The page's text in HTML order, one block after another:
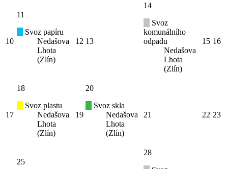
10
11
Svoz papíru
Nedašova
Lhota
(Zlín)
12 13
14
Svoz
komunálního
odpadu
Nedašova
Lhota
(Zlín)
15 16
17
18
Svoz plastu
Nedašova
Lhota
(Zlín)
19
20
Svoz skla
Nedašova
Lhota
(Zlín)
21 22 23
25
28